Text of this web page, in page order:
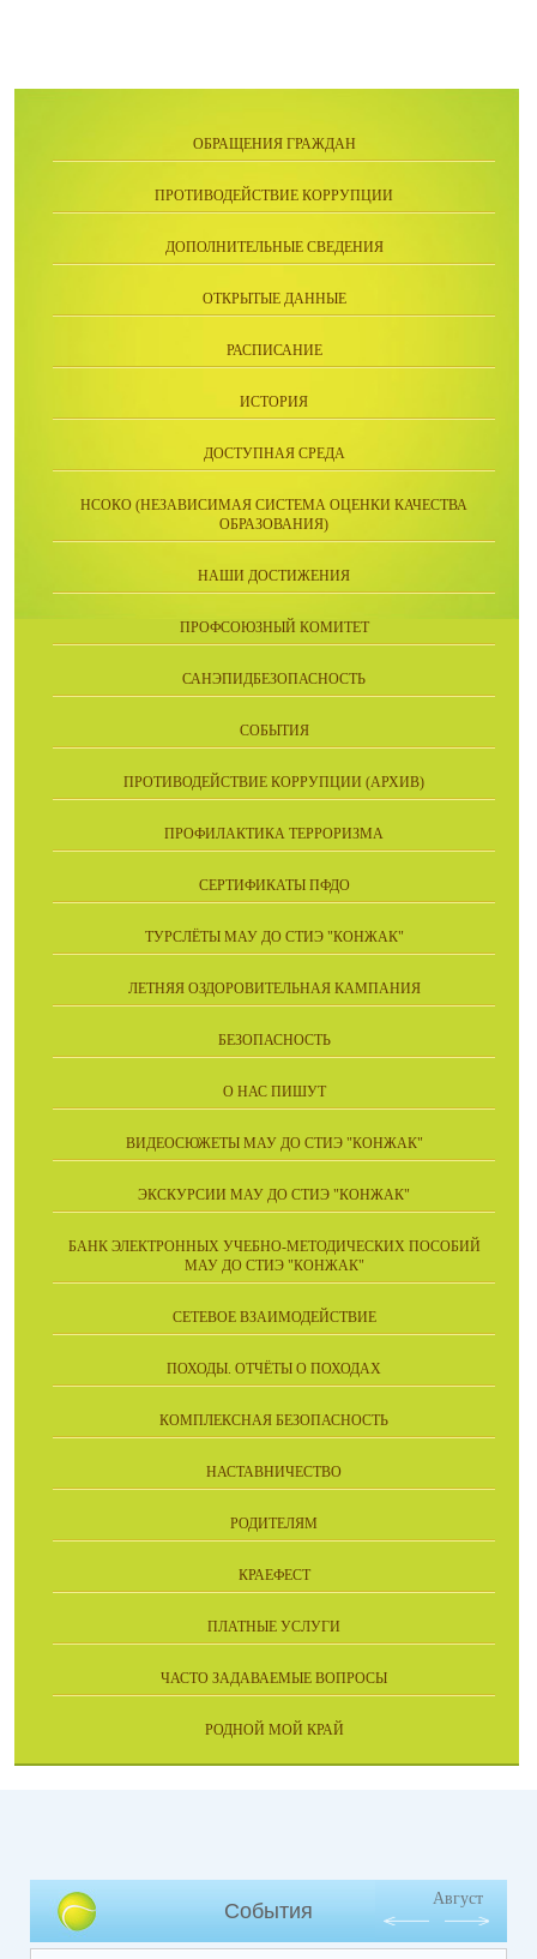
ОБРАЩЕНИЯ ГРАЖДАН
ПРОТИВОДЕЙСТВИЕ КОРРУПЦИИ
ДОПОЛНИТЕЛЬНЫЕ СВЕДЕНИЯ
ОТКРЫТЫЕ ДАННЫЕ
РАСПИСАНИЕ
ИСТОРИЯ
ДОСТУПНАЯ СРЕДА
НСОКО (НЕЗАВИСИМАЯ СИСТЕМА ОЦЕНКИ КАЧЕСТВА
ОБРАЗОВАНИЯ)
НАШИ ДОСТИЖЕНИЯ
ПРОФСОЮЗНЫЙ КОМИТЕТ
САНЭПИДБЕЗОПАСНОСТЬ
СОБЫТИЯ
ПРОТИВОДЕЙСТВИЕ КОРРУПЦИИ (АРХИВ)
ПРОФИЛАКТИКА ТЕРРОРИЗМА
СЕРТИФИКАТЫ ПФДО
ТУРСЛЁТЫ МАУ ДО СТИЭ "КОНЖАК"
ЛЕТНЯЯ ОЗДОРОВИТЕЛЬНАЯ КАМПАНИЯ
БЕЗОПАСНОСТЬ
О НАС ПИШУТ
ВИДЕОСЮЖЕТЫ МАУ ДО СТИЭ "КОНЖАК"
ЭКСКУРСИИ МАУ ДО СТИЭ "КОНЖАК"
БАНК ЭЛЕКТРОННЫХ УЧЕБНО-МЕТОДИЧЕСКИХ ПОСОБИЙ
МАУ ДО СТИЭ "КОНЖАК"
СЕТЕВОЕ ВЗАИМОДЕЙСТВИЕ
ПОХОДЫ. ОТЧЁТЫ О ПОХОДАХ
КОМПЛЕКСНАЯ БЕЗОПАСНОСТЬ
НАСТАВНИЧЕСТВО
РОДИТЕЛЯМ
КРАЕФЕСТ
ПЛАТНЫЕ УСЛУГИ
ЧАСТО ЗАДАВАЕМЫЕ ВОПРОСЫ
РОДНОЙ МОЙ КРАЙ
События
Август